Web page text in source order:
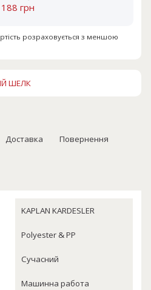
грн
розраховується з меншою
ШЕЛК
Доставка Повернення
KAPLAN KARDESLER
Polyester & PP
Сучасний
Машинна работа